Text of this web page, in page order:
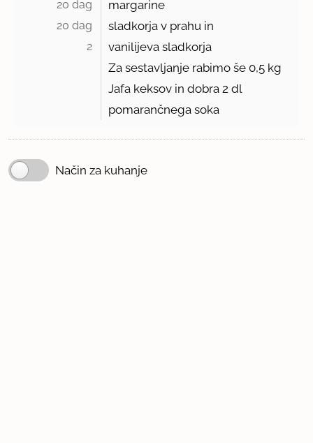
20 dag margarine
20 dag sladkorja v prahu in
2
vanilijeva sladkorja
Za sestavljanje rabimo še 0,5 kg
Jafa keksov in dobra 2 dl
pomarančnega soka
Način za kuhanje